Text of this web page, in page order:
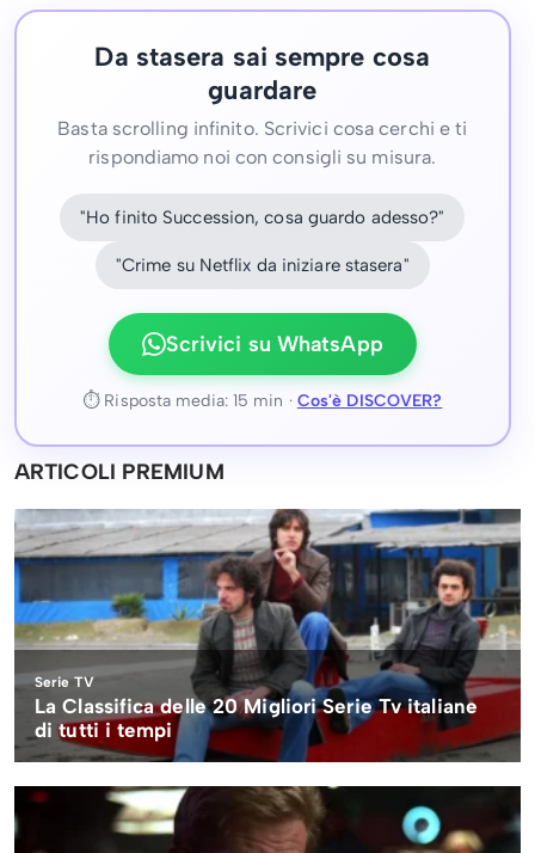
Da stasera sai sempre cosa
guardare
Basta scrolling infinito. Scrivici cosa cerchi e ti
rispondiamo noi con consigli su misura.
"Ho finito Succession, cosa guardo adesso?"
"Crime su Netflix da iniziare stasera"
Scrivici su WhatsApp
⏱ Risposta media: 15 min · Cos'è DISCOVER?
ARTICOLI PREMIUM